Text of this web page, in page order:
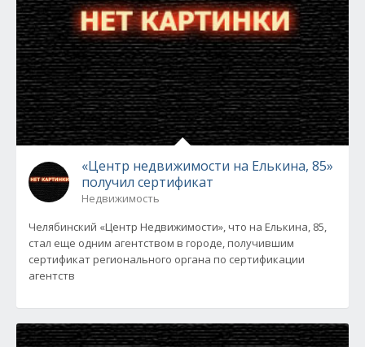
«Центр недвижимости на Елькина, 85»
получил сертификат
Недвижимость
Челябинский «Центр Недвижимости», что на Елькина, 85,
стал еще одним агентством в городе, получившим
сертификат регионального органа по сертификации
агентств